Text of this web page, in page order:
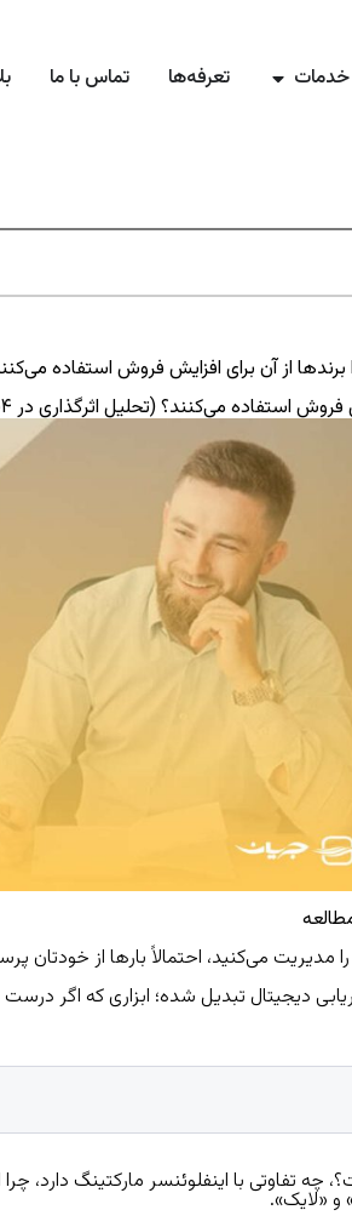
خدمات تعرفه‌ها تماس با ما
از آن برای افزایش فروش استفاده می‌کنند؟
استفاده می‌کنند؟ (تحلیل اثرگذاری در ۱۴۰۴)
یک برند را مدیریت می‌کنید، احتمالاً
دیجیتال تبدیل شده؛ ابزاری که اگر
چه تفاوتی با اینفلوئنسر مارکتینگ دارد،
و «لایک».